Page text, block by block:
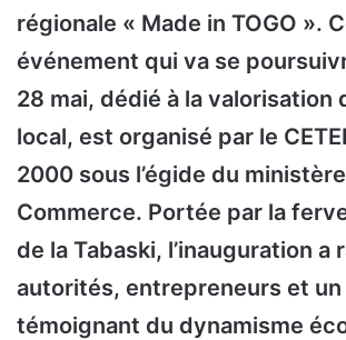
régionale « Made in TOGO ».
événement qui va se
28 mai, dédié à la valorisation
local, est organisé par le
2000 sous l’égide du
Commerce. Portée par la
de la Tabaski, l’inauguration a
autorités, entrepreneurs et
témoignant du dynamisme